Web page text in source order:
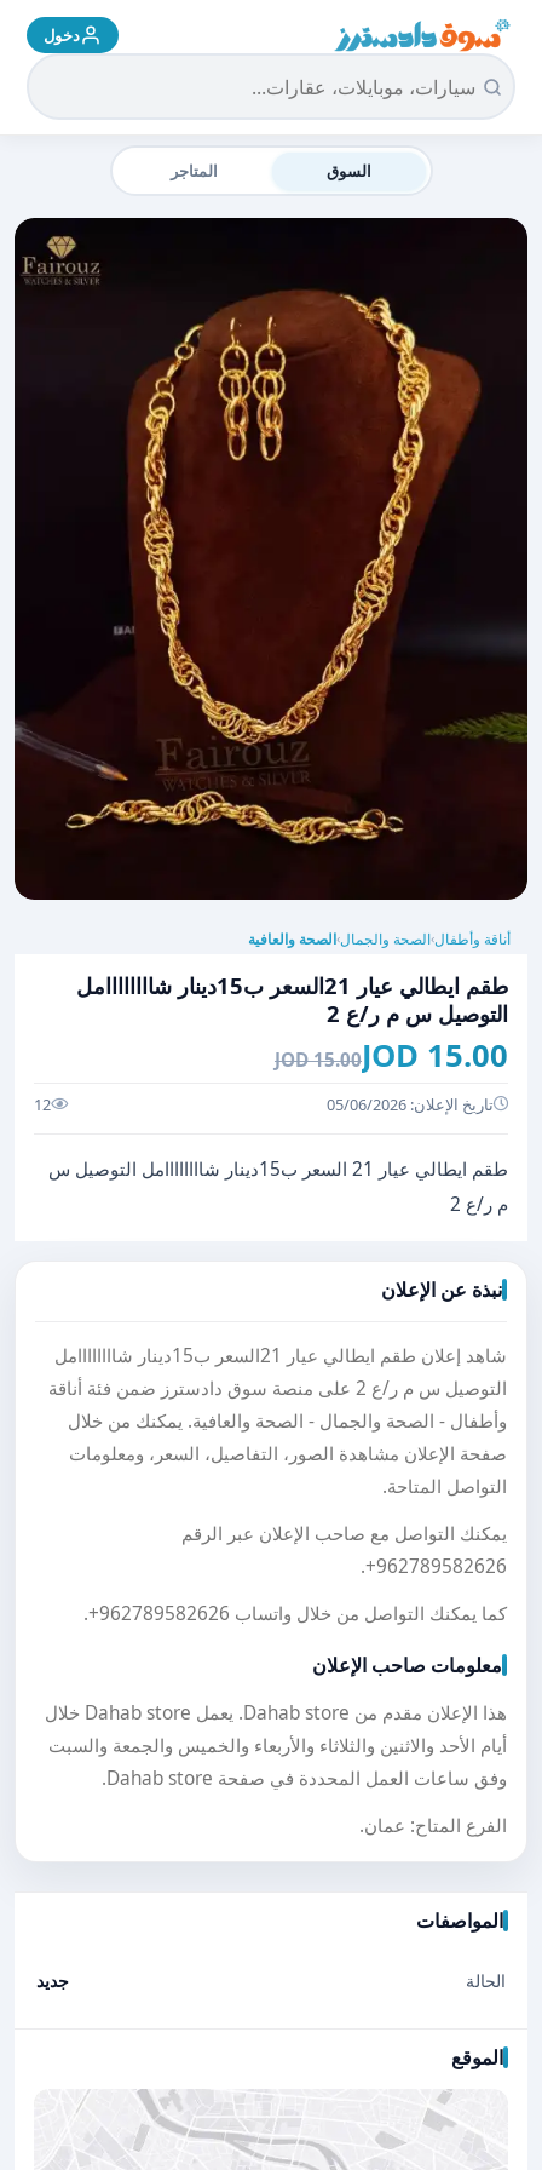
سوق دادسترز الرئيسية دخول
السوق المتاجر
أناقة وأطفال›الصحة والجمال›الصحة والعافية
طقم ايطالي عيار 21السعر ب15دينار شاااااااامل
التوصيل س م ر/ع 2
15.00 JOD
15.00 JOD
تاريخ الإعلان: 05/06/2026 12
طقم ايطالي عيار 21 السعر ب15دينار شاااااااامل التوصيل س
م ر/ع 2
نبذة عن الإعلان
شاهد إعلان طقم ايطالي عيار 21السعر ب15دينار شاااااااامل
التوصيل س م ر/ع 2 على منصة سوق دادسترز ضمن فئة أناقة
وأطفال - الصحة والجمال - الصحة والعافية. يمكنك من خلال
صفحة الإعلان مشاهدة الصور، التفاصيل، السعر، ومعلومات
التواصل المتاحة.
يمكنك التواصل مع صاحب الإعلان عبر الرقم
+962789582626
.
كما يمكنك التواصل من خلال واتساب +962789582626
.
معلومات صاحب الإعلان
هذا الإعلان مقدم من Dahab store. يعمل Dahab store خلال
أيام الأحد والاثنين والثلاثاء والأربعاء والخميس والجمعة والسبت
وفق ساعات العمل المحددة في صفحة Dahab store.
الفرع المتاح: عمان.
المواصفات
الحالة جديد
الموقع